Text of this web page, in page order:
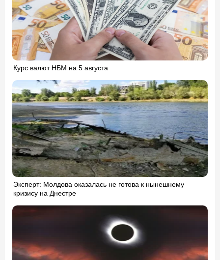
Курс валют НБМ на 5 августа
Эксперт: Молдова оказалась не готова к нынешнему
кризису на Днестре